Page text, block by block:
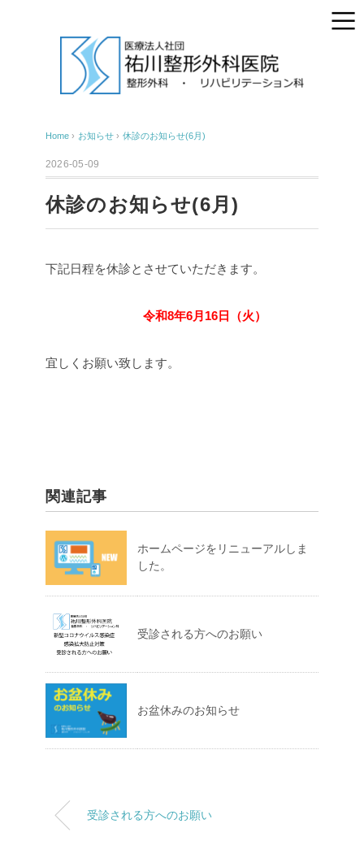
Home › お知らせ › 休診のお知らせ(6月)
2026-05-09
休診のお知らせ(6月)
下記日程を休診とさせていただきます。
令和8年6月16日（火）
宜しくお願い致します。
関連記事
ホームページをリニューアルしま
した。
受診される方へのお願い
お盆休みのお知らせ
受診される方へのお願い